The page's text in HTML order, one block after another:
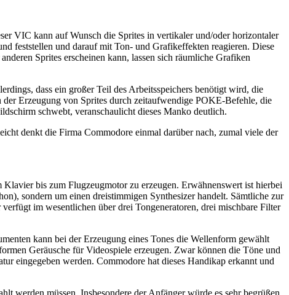
VIC kann auf Wunsch die Sprites in vertikaler und/oder horizontaler
feststellen und darauf mit Ton- und Grafikeffekten reagieren. Diese
Sprites erscheinen kann, lassen sich räumliche Grafiken
dass ein großer Teil des Arbeitsspeichers benötigt wird, die
Erzeugung von Sprites durch zeitaufwendige POKE-Befehle, die
schwebt, veranschaulicht dieses Manko deutlich.
denkt die Firma Commodore einmal darüber nach, zumal viele der
bis zum Flugzeugmotor zu erzeugen. Erwähnenswert ist hierbei
sondern um einen dreistimmigen Synthesizer handelt. Sämtliche zur
im wesentlichen über drei Tongeneratoren, drei mischbare Filter
kann bei der Erzeugung eines Tones die Wellenform gewählt
Geräusche für Videospiele erzeugen. Zwar können die Töne und
eingegeben werden. Commodore hat dieses Handikap erkannt und
müssen. Insbesondere der Anfänger würde es sehr begrüßen,